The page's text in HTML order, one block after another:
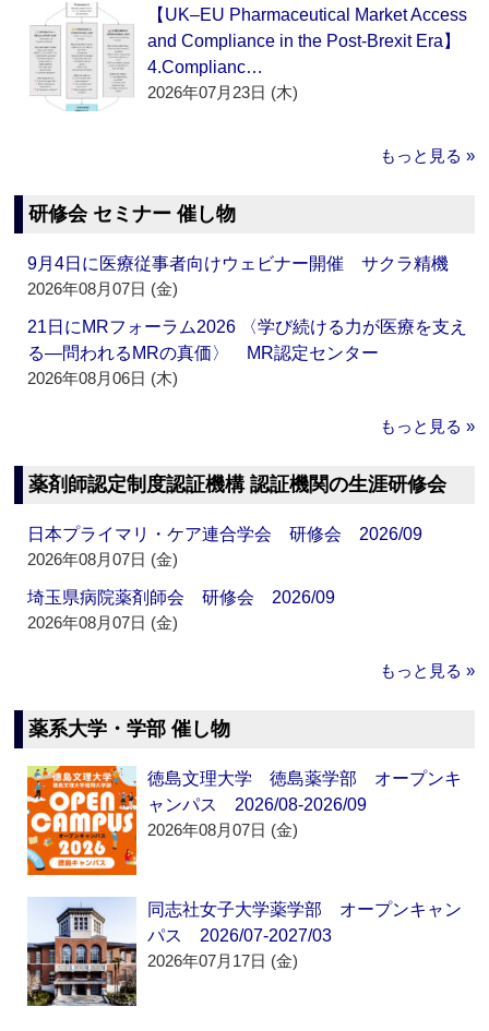
【UK–EU Pharmaceutical Market Access
and Compliance in the Post-Brexit Era】
4.Complianc…
2026年07月23日 (木)
もっと見る »
研修会 セミナー 催し物
9月4日に医療従事者向けウェビナー開催 サクラ精機
2026年08月07日 (金)
21日にMRフォーラム2026 〈学び続ける力が医療を支え
る―問われるMRの真価〉 MR認定センター
2026年08月06日 (木)
もっと見る »
薬剤師認定制度認証機構 認証機関の生涯研修会
日本プライマリ・ケア連合学会 研修会 2026/09
2026年08月07日 (金)
埼玉県病院薬剤師会 研修会 2026/09
2026年08月07日 (金)
もっと見る »
薬系大学・学部 催し物
徳島文理大学 徳島薬学部 オープンキ
ャンパス 2026/08-2026/09
2026年08月07日 (金)
同志社女子大学薬学部 オープンキャン
パス 2026/07-2027/03
2026年07月17日 (金)